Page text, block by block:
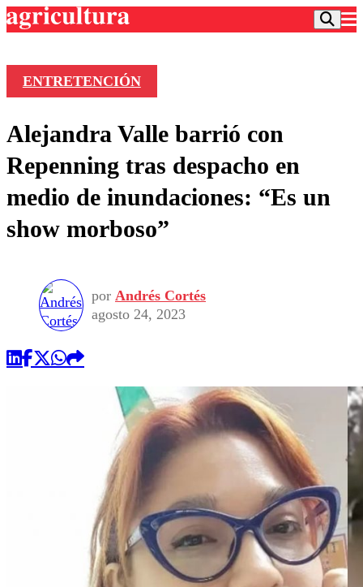
Frecuencias
Agricultura TV
Deportes
Colo Colo
Motor
Torneo Internacional
Torneo Nacional
Entretención
Noticias
Internacional
Nacional
Vida Social
Programas
Comercial
ENTRETENCIÓN
Alejandra Valle barrió con
Repenning tras despacho en
medio de inundaciones: “Es un
show morboso”
por Andrés Cortés
agosto 24, 2023